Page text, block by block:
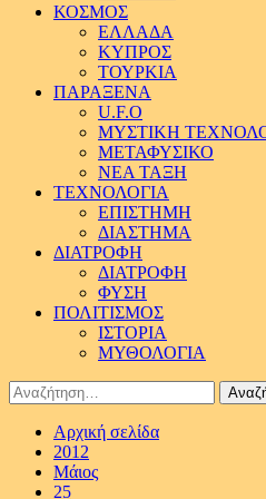
ΚΟΣΜΟΣ
ΕΛΛΑΔΑ
ΚΥΠΡΟΣ
ΤΟΥΡΚΙΑ
ΠΑΡΑΞΕΝΑ
U.F.O
ΜΥΣΤΙΚΗ
ΜΕΤΑΦΥΣΙΚΟ
ΝΕΑ ΤΑΞΗ
ΤΕΧΝΟΛΟΓΙΑ
ΕΠΙΣΤΗΜΗ
ΔΙΑΣΤΗΜΑ
ΔΙΑΤΡΟΦΗ
ΔΙΑΤΡΟΦΗ
ΦΥΣΗ
ΠΟΛΙΤΙΣΜΟΣ
ΙΣΤΟΡΙΑ
ΜΥΘΟΛΟΓΙΑ
Αναζήτηση
για:
Αρχική σελίδα
2012
Μάιος
25